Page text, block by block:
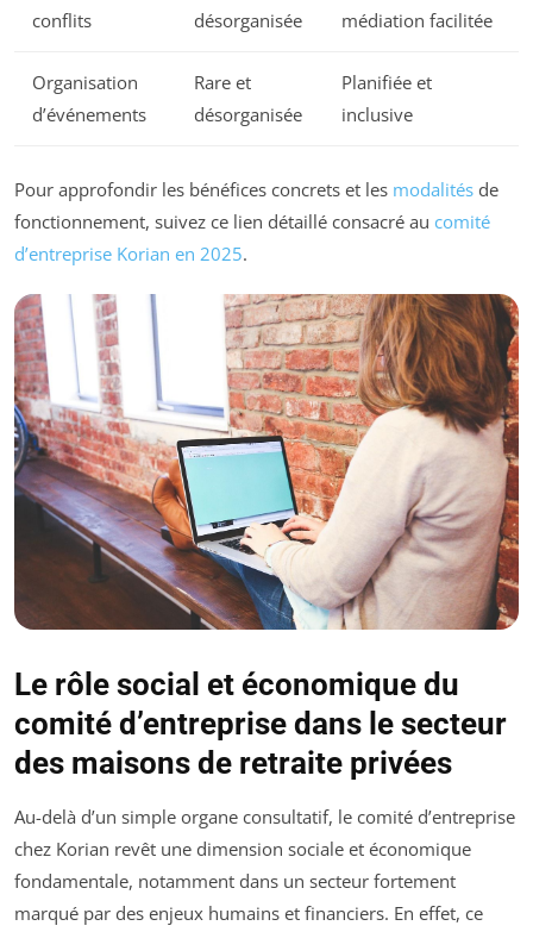
conflits
désorganisée
médiation facilitée
Organisation
d’événements
Rare et
désorganisée
Planifiée et
inclusive
Pour approfondir les bénéfices concrets et les modalités de
fonctionnement, suivez ce lien détaillé consacré au comité
d’entreprise Korian en 2025.
Le rôle social et économique du
comité d’entreprise dans le secteur
des maisons de retraite privées
Au-delà d’un simple organe consultatif, le comité d’entreprise
chez Korian revêt une dimension sociale et économique
fondamentale, notamment dans un secteur fortement
marqué par des enjeux humains et financiers. En effet, ce